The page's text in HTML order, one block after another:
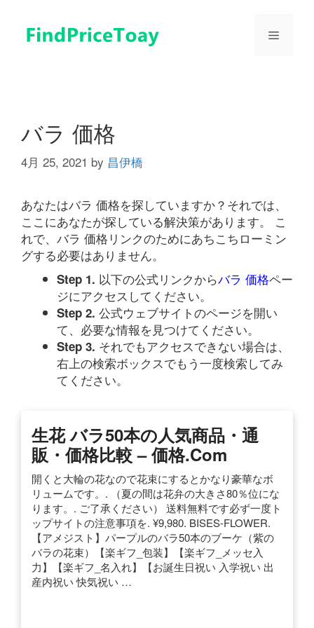
メ
バラ 価格
4月 25, 2021 by 昌伊橋
あなたはバラ 価格を探していますか？それでは、
ここにあなたが探している解決策があります。 こ
れで、バラ 価格リンクのためにあちこちローミン
グする必要はありません。
Step 1. 以下の公式リンクからバラ 価格ペー
ジにアクセスしてください。
Step 2. 公式ウェブサイトのページを開い
て、必要な情報を見つけてください。
Step 3. それでもアクセスできない場合は、
右上の検索ボックスでもう一度検索してみ
てください。
生花 バラ50本の人気商品・通
販・価格比較 – 価格.com
開くと大輪の花なので花束にするとかなり豪華なボ
リュームです。. （夏の間は花弁の大きさ80％位にな
ります。. ご了承ください） 送料無料です必ず一度ト
ップサイトの注意事項を. ¥9,980. BISES-FLOWER.
【アメジスト】パープルのバラ50本のブーケ（紫の
バラの花束）【楽ギフ_包装】【楽ギフ_メッセ入
力】【楽ギフ_名入れ】【お誕生日祝い 入学祝い 出
産内祝い 快気祝い …